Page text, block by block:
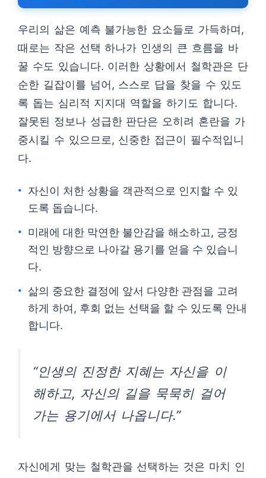
우리의 삶은 예측 불가능한 요소들로 가득하며,
때로는 작은 선택 하나가 인생의 큰 흐름을 바
꿀 수도 있습니다. 이러한 상황에서 철학관은 단
순한 길잡이를 넘어, 스스로 답을 찾을 수 있도
록 돕는 심리적 지지대 역할을 하기도 합니다.
잘못된 정보나 성급한 판단은 오히려 혼란을 가
중시킬 수 있으므로, 신중한 접근이 필수적입니
다.
자신이 처한 상황을 객관적으로 인지할 수 있
도록 돕습니다.
미래에 대한 막연한 불안감을 해소하고, 긍정
적인 방향으로 나아갈 용기를 얻을 수 있습니
다.
삶의 중요한 결정에 앞서 다양한 관점을 고려
하게 하여, 후회 없는 선택을 할 수 있도록 안내
합니다.
“인생의 진정한 지혜는 자신을 이
해하고, 자신의 길을 묵묵히 걸어
가는 용기에서 나옵니다.”
자신에게 맞는 철학관을 선택하는 것은 마치 인